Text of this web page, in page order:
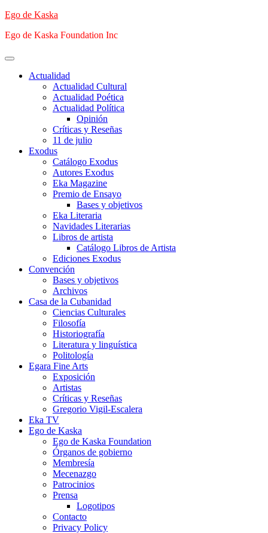
Saltar
contenido
Ego de Kaska
Ego de Kaska Foundation Inc
Menú
principalActualidad
Actualidad Cultural
Actualidad Poética
Actualidad Política
Opinión
Críticas y Reseñas
11 de julio
Exodus
Catálogo Exodus
Autores Exodus
Eka Magazine
Premio de Ensayo
Bases y objetivos
Eka Literaria
Navidades Literarias
Libros de artista
Catálogo Libros de Artista
Ediciones Exodus
Convención
Bases y objetivos
Archivos
Casa de la Cubanidad
Ciencias Culturales
Filosofía
Historiografía
Literatura y linguística
Politología
Egara Fine Arts
Exposición
Artistas
Críticas y Reseñas
Gregorio Vigil-Escalera
Eka TV
Ego de Kaska
Ego de Kaska Foundation
Órganos de gobierno
Membresía
Mecenazgo
Patrocinios
Prensa
Logotipos
Contacto
Privacy Policy